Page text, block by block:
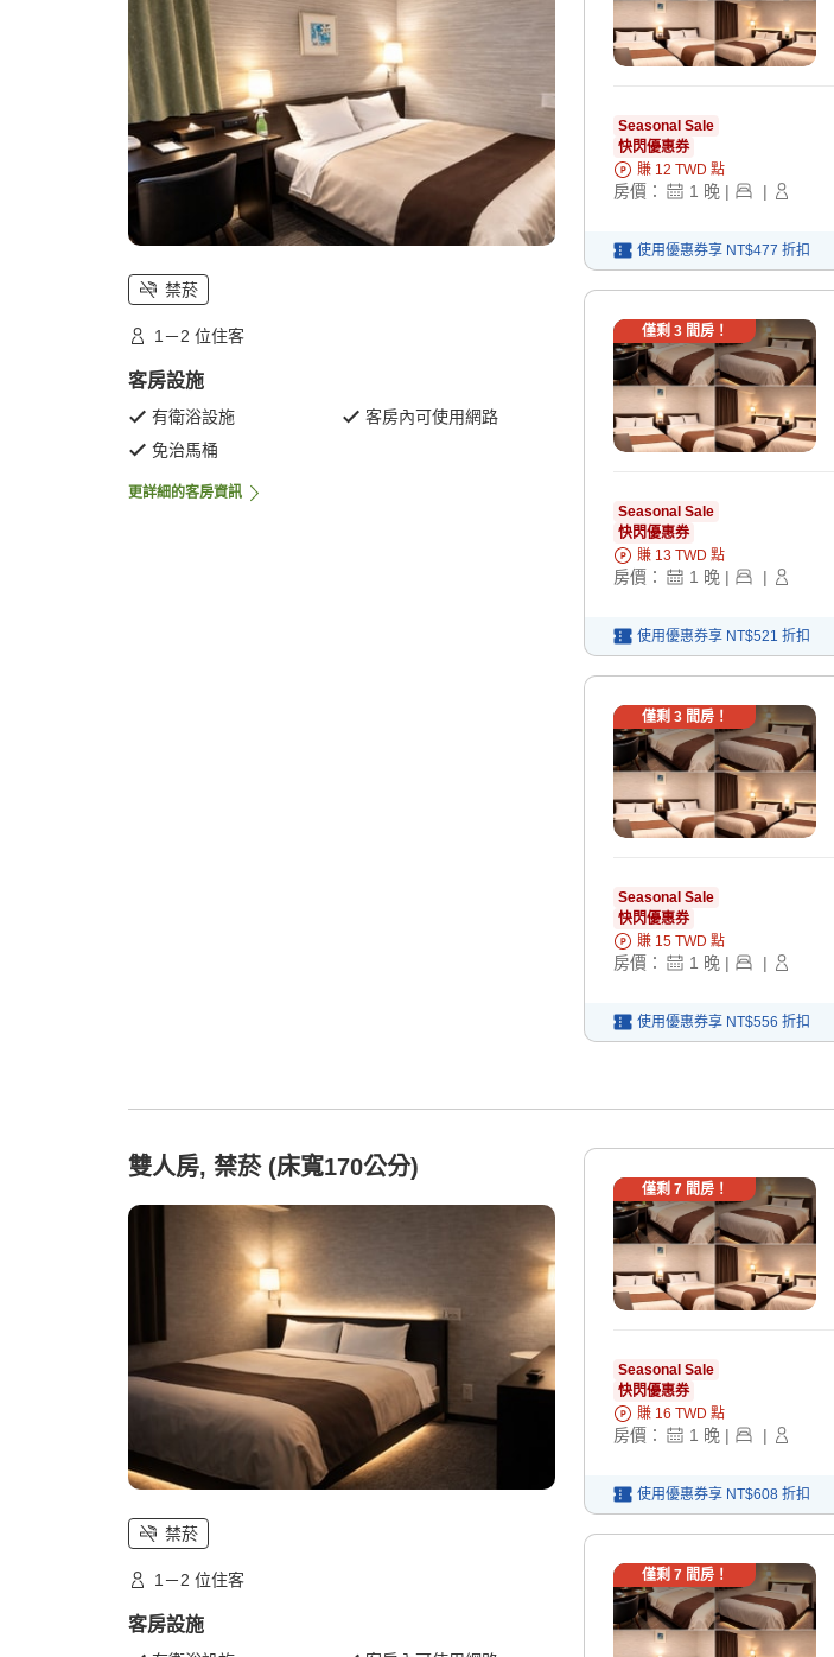
禁菸
1－2 位住客
客房設施
有衛浴設施
客房內可使用網路
免治馬桶
更詳細的客房資訊
Seasonal Sale
快閃優惠券
賺 12 TWD 點
房價： 1 晚 | |
使用優惠券享 NT$477 折扣
僅剩 3間房！
Seasonal Sale
快閃優惠券
賺 13 TWD 點
房價： 1 晚 | |
使用優惠券享 NT$521 折扣
僅剩 3間房！
Seasonal Sale
快閃優惠券
賺 15 TWD 點
房價： 1 晚 | |
使用優惠券享 NT$556 折扣
雙人房, 禁菸 (床寬170公分)
禁菸
1－2 位住客
客房設施
僅剩 7間房！
Seasonal Sale
快閃優惠券
賺 16 TWD 點
房價： 1 晚 | |
使用優惠券享 NT$608 折扣
僅剩 7間房！